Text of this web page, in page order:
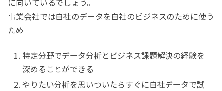
に向いているでしょう。
事業会社では自社のデータを自社のビジネスのために使う
ため
特定分野でデータ分析とビジネス課題解決の経験を
深めることができる
やりたい分析を思いついたらすぐに自社データで試